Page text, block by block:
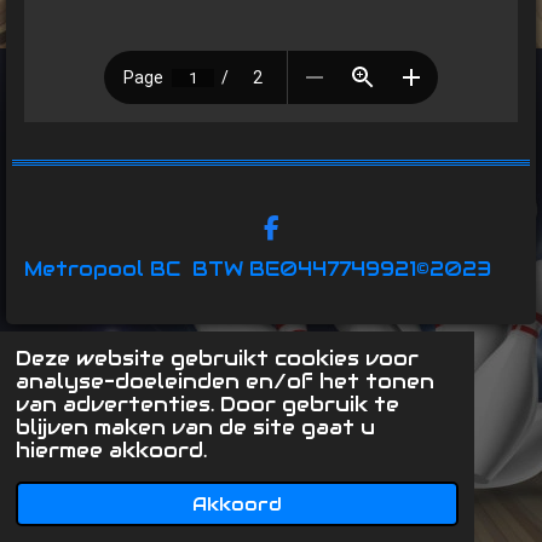
Deze website gebruikt cookies voor
analyse-doeleinden en/of het tonen
van advertenties. Door gebruik te
blijven maken van de site gaat u
hiermee akkoord.
Akkoord
F
a
c
b
o
o
k
Metropool BC BTW BE0447749921©2023